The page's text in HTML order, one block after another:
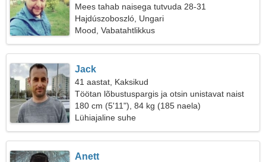
Mees tahab naisega tutvuda 28-31
Hajdúszoboszló, Ungari
Mood, Vabatahtlikkus
Jack
41 aastat, Kaksikud
Töötan lõbustuspargis ja otsin unistavat naist
180 cm (5'11"), 84 kg (185 naela)
Lühiajaline suhe
Anett